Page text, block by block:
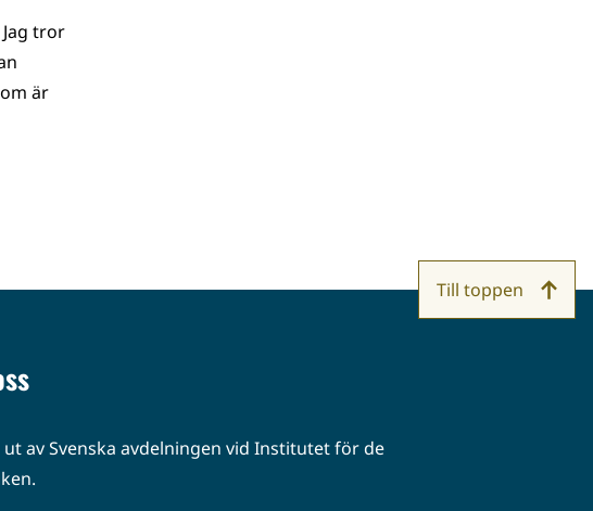
tror
är
av Svenska avdelningen vid Institutet för de
Till toppen